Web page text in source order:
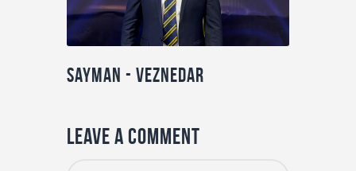
Sayman - Veznedar
Leave a comment